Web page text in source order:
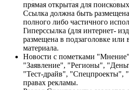
прямая открытая для
Ссылка должна быть
полного либо частичного
Гиперссылка (для интернет-
размещена в подзаголовке или
материала.
Новости с пометками
"Заявление", "Регионы",
"Тест-драйв", "Спецпроекты",
правах рекламы.